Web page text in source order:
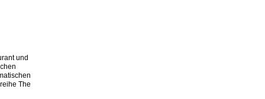
und
The